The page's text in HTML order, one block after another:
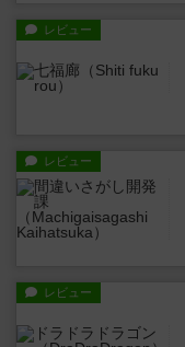
レビュー
レビュー
レビュー